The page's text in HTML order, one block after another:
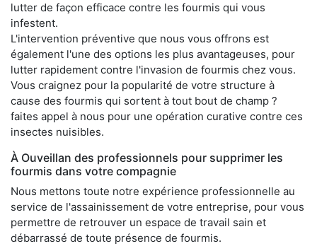
lutter de façon efficace contre les fourmis qui vous
infestent.
L'intervention préventive que nous vous offrons est
également l'une des options les plus avantageuses, pour
lutter rapidement contre l'invasion de fourmis chez vous.
Vous craignez pour la popularité de votre structure à
cause des fourmis qui sortent à tout bout de champ ?
faites appel à nous pour une opération curative contre ces
insectes nuisibles.
À Ouveillan des professionnels pour supprimer les
fourmis dans votre compagnie
Nous mettons toute notre expérience professionnelle au
service de l'assainissement de votre entreprise, pour vous
permettre de retrouver un espace de travail sain et
débarrassé de toute présence de fourmis.